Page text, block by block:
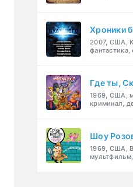
Хроники
2007, США,
фантастика,
Где ты,
1969, США,
криминал,
Шоу
1969, США,